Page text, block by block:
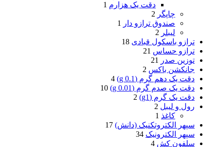
دقت یک هزارم 1
چاپگر 2
صندوق ترازو دار
1
لیبلر 2
ترازو باسکول قبادی 18
ترازو حساس 21
توزین صدر
21
جانکشن باکس 2
دقت یک دهم گرم (g 0.1)
4
دقت یک صدم گرم (g 0.01)
10
دقت یک گرم (g1)
2
رول و لیبل 2
کاغذ 1
سپهر الکتروتکنیک (دانش) 17
سپهر الکترونیک 34
سلفون کش 4